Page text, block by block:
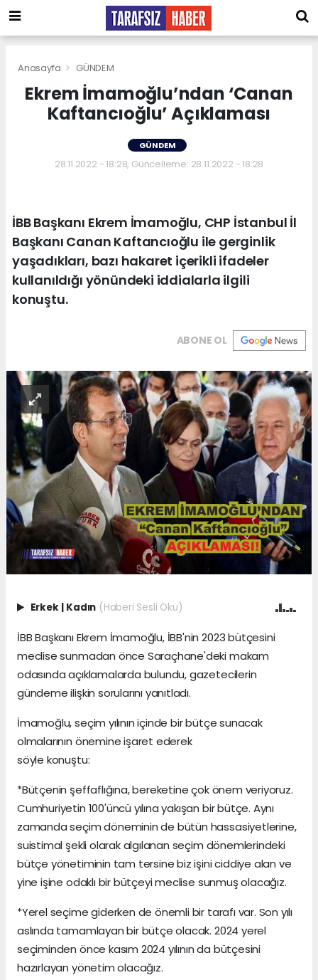
Anasayfa GÜNDEM
Ekrem İmamoğlu’ndan ‘Canan
Kaftancıoğlu’ Açıklaması
GÜNDEM
28.11.2022 - 18:28, Güncelleme: 28.11.2022 - 18:28
İBB Başkanı Ekrem İmamoğlu, CHP İstanbul İl
Başkanı Canan Kaftancıoğlu ile gerginlik
yaşadıkları, bazı hakaret içerikli ifadeler
kullanıldığı yönündeki iddialarla ilgili
konuştu.
ABONE OL
Erkek Kadın (Haberi Sesli Oku)
İBB Başkanı Ekrem İmamoğlu, İBB'nin 2023 bütçesini
meclise sunmadan önce Saraçhane'deki makam
odasında açıklamalarda bulundu, gazetecilerin
gündeme ilişkin sorularını yanıtladı.
İmamoğlu, seçim yılının içinde bir bütçe sunacak
olmalarının önemine işaret ederek
söyle konuştu:
*Bütçenin şeffaflığına, bereketine çok önem veriyoruz.
Cumhuriyetin 100'üncü yılına yakışan bir bütçe. Aynı
zamanda seçim döneminin de bütün hassasiyetlerine,
suistimal şekli olarak algılanan seçim dönemlerindeki
bütçe yönetiminin tam tersine biz işini ciddiye alan ve
yine işine odaklı bir bütçeyi meclise sunmuş olacağız.
*Yerel seçime giderken de önemli bir tarafı var. Son yılı
aslında tamamlayan bir bütçe olacak. 2024 yerel
seçiminden önce kasım 2024 yılının da bütçesini
hazırlayan yönetim olacağız.